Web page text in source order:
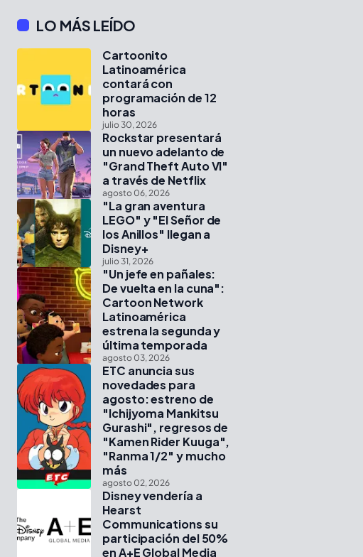
LO MÁS LEÍDO
Cartoonito
Latinoamérica
contará con
programación de 12
horas
julio 30, 2026
Rockstar presentará
un nuevo adelanto de
"Grand Theft Auto VI"
a través de Netflix
agosto 06, 2026
"La gran aventura
LEGO" y "El Señor de
los Anillos" llegan a
Disney+
julio 31, 2026
"Un jefe en pañales:
De vuelta en la cuna":
Cartoon Network
Latinoamérica
estrena la segunda y
última temporada
agosto 03, 2026
ETC anuncia sus
novedades para
agosto: estreno de
"Ichijyoma Mankitsu
Gurashi", regresos de
"Kamen Rider Kuuga",
"Ranma 1/2" y mucho
más
agosto 02, 2026
Disney vendería a
Hearst
Communications su
participación del 50%
en A+E Global Media